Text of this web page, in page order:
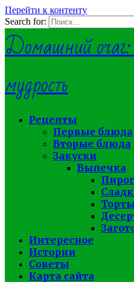
Перейти к контенту
Search for:
Домашний очаг:
мудрость
Рецепты
Первые блюда
Вторые блюда
Закуски
Выпечка
Торты
Интересное
Истории
Советы
Карта сайта